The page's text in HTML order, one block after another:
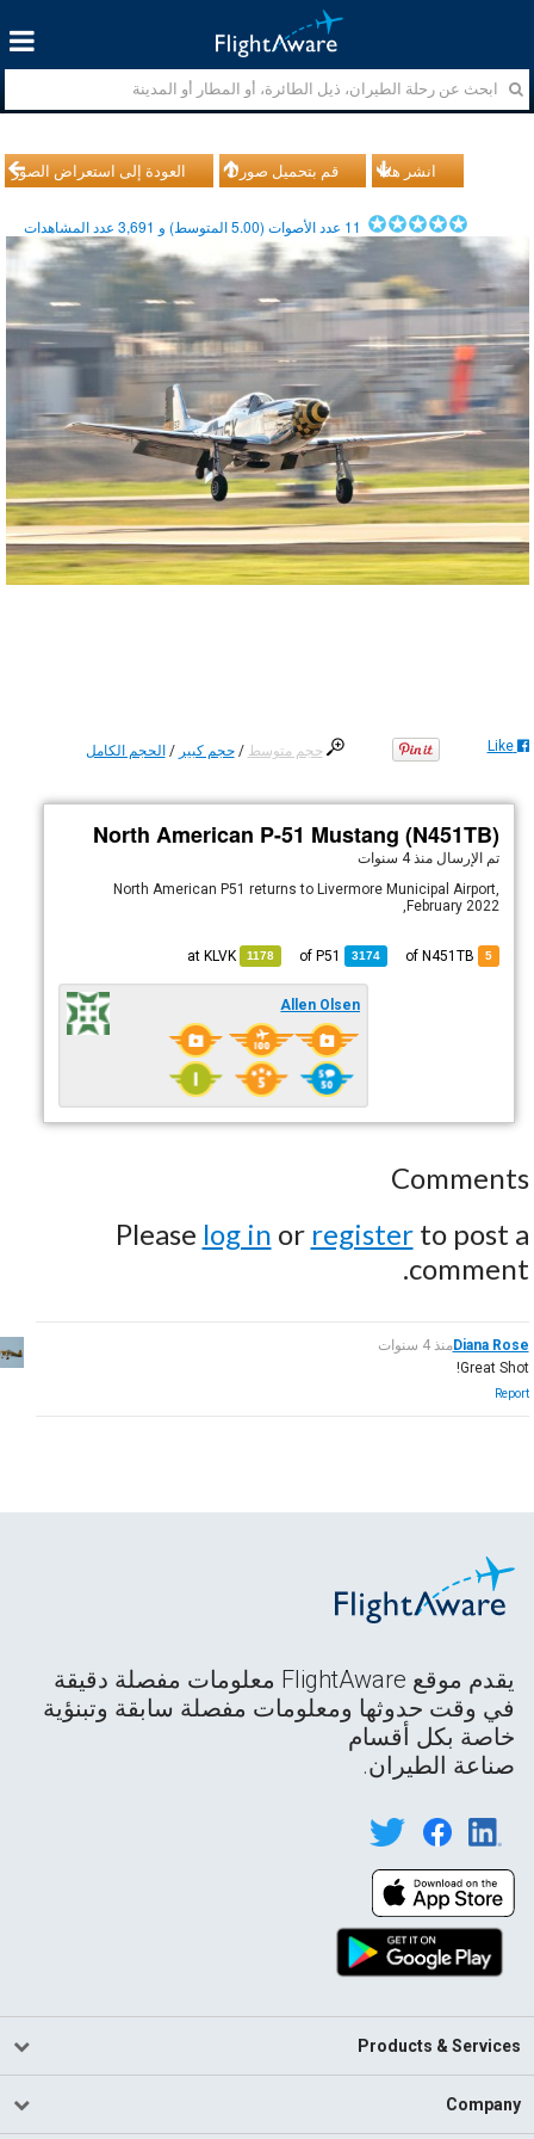
العودة إلى استعراض الصور قم بتحميل صورك انشر هذا
11 عدد الأصوات (5.00المتوسط) و 3,691عدد المشاهدات
حجم متوسط /حجم كبير /الحجم الكامل Like
North American P-51 Mustang (N451TB)
تم الإرسالمنذ 4 سنوات
North American P51 returns to Livermore Municipal Airport,
February 2022,
5
3174
P51
1178
at
KLVK
Allen Olsen
Comments
Please log in or registerto post a
comment.
Diana Roseمنذ 4 سنوات
Great Shot!
Report
يقدم موقع FlightAware معلومات مفصلة دقيقة
في وقت حدوثها ومعلومات مفصلة سابقة وتبنؤية
خاصة بكل أقسام
صناعة الطيران.
Products & Services
Company